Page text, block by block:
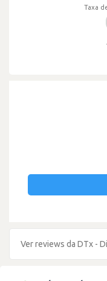
Taxa
Ver reviews da DTx -